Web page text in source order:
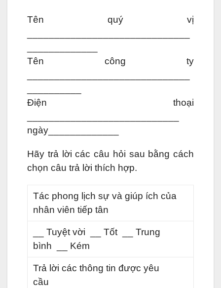
Tên quý vị
Tên công ty
Điện thoại
ngày_____________
Hãy trả lời các câu hỏi sau bằng cách
chọn câu trả lời thích hợp.
Tác phong lịch sự và giúp ích của
nhân viên tiếp tân
__ Tuyệt vời __ Tốt __ Trung
bình __ Kém
Trả lời các thông tin được yêu
cầu